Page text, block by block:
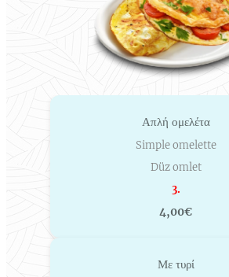
Απλή ομελέτα
Simple omelette
Düz omlet
3.
4,00€
Με τυρί